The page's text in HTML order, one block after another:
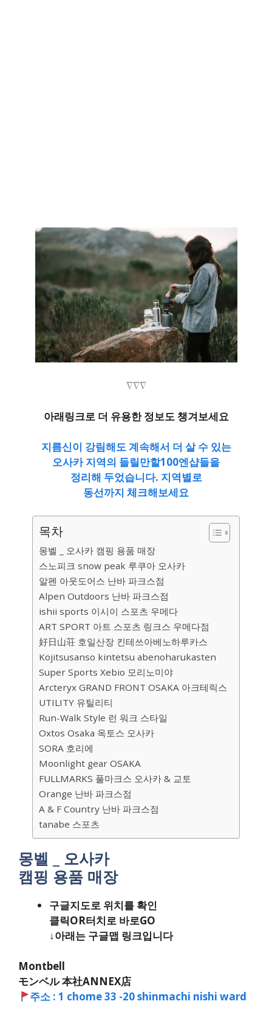
∇∇∇
아래링크로 더 유용한 정보도 챙겨보세요
지름신이 강림해도 계속해서 더 살 수 있는
오사카 지역의 들릴만할100엔샵들을
정리해 두었습니다. 지역별로
동선까지 체크해보세요
목차
몽벨 _ 오사카 캠핑 용품 매장
스노피크 snow peak 루쿠아 오사카
알펜 아웃도어스 난바 파크스점
Alpen Outdoors 난바 파크스점
ishii sports 이시이 스포츠 우메다
ART SPORT 아트 스포츠 링크스 우메다점
​好日山荘 호일산장 킨테쓰아베노하루카스
Kojitsusanso kintetsu abenoharukasten
​Super Sports Xebio 모리노미야
Arcteryx GRAND FRONT OSAKA 아크테릭스
​UTILITY 유틸리티
Run-Walk Style 런 워크 스타일
Oxtos Osaka 옥토스 오사카
SORA 호리에
Moonlight gear OSAKA
FULLMARKS 풀마크스 오사카 & 교토
Orange 난바 파크스점
A & F Country 난바 파크스점
tanabe 스포츠
몽벨 _ 오사카
캠핑 용품 매장
구글지도로 위치를 확인
클릭OR터치로 바로GO
↓아래는 구글맵 링크입니다
Montbell
モンベル 本社ANNEX店
주소 : 1 chome 33 -20 shinmachi nishi ward